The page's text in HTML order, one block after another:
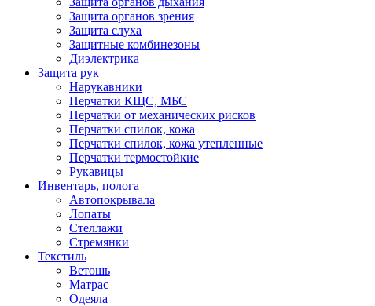
Защита органов зрения
Защита слуха
Защитные комбинезоны
Диэлектрика
Защита рук
Нарукавники
Перчатки КЩС, МБС
Перчатки от механических рисков
Перчатки спилок, кожа
Перчатки спилок, кожа утепленные
Перчатки термостойкие
Рукавицы
Инвентарь, полога
Автопокрывала
Лопаты
Стеллажи
Стремянки
Текстиль
Ветошь
Матрас
Одеяла